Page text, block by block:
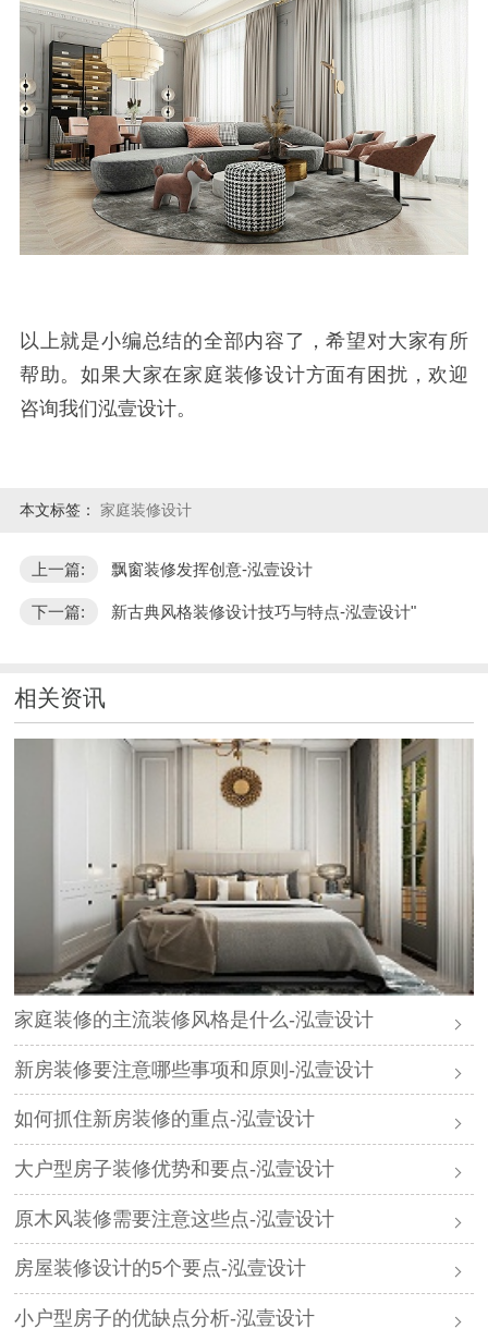
以上就是小编总结的全部内容了，希望对大家有所
帮助。如果大家在家庭装修设计方面有困扰，欢迎
咨询我们泓壹设计。
本文标签： 家庭装修设计
上一篇: 飘窗装修发挥创意-泓壹设计
下一篇: 新古典风格装修设计技巧与特点-泓壹设计"
相关资讯
家庭装修的主流装修风格是什么-泓壹设计
新房装修要注意哪些事项和原则-泓壹设计
如何抓住新房装修的重点-泓壹设计
大户型房子装修优势和要点-泓壹设计
原木风装修需要注意这些点-泓壹设计
房屋装修设计的5个要点-泓壹设计
小户型房子的优缺点分析-泓壹设计